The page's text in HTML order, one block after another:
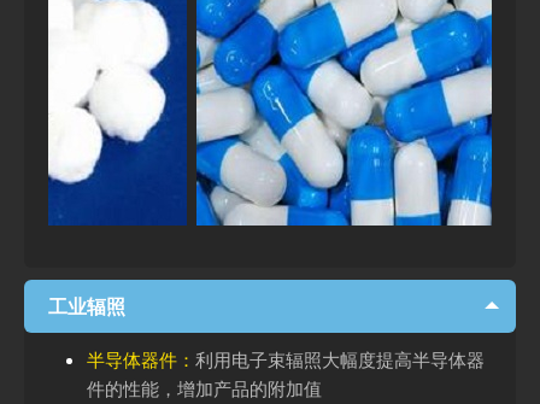
工业辐照
半导体器件： 利用电子束辐照大幅度提高半导体器
件的性能，增加产品的附加值